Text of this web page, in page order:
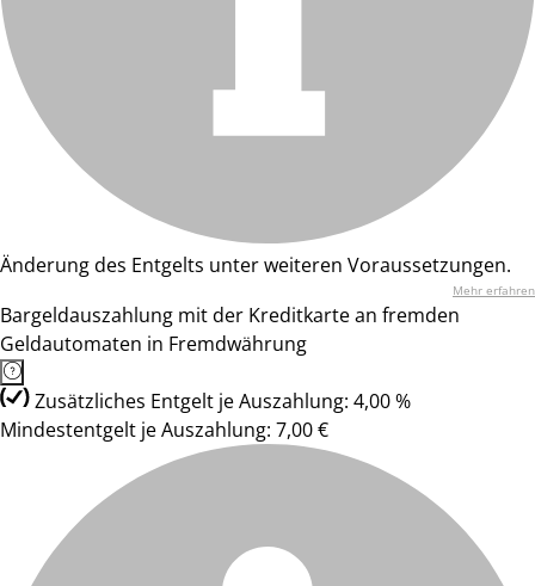
Änderung des Entgelts unter weiteren Voraussetzungen.
Mehr erfahren
Bargeldauszahlung mit der Kreditkarte an fremden
Geldautomaten in Fremdwährung
Zusätzliches Entgelt je Auszahlung: 4,00 %
Mindestentgelt je Auszahlung: 7,00 €